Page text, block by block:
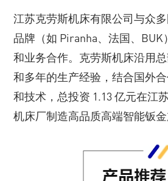
江苏克劳斯机床有限公司与众
品牌（如 Piranha、法国、
和业务合作。克劳斯机床沿用
和多年的生产经验，结合国外
和技术，总投资 1.13 亿元在江
机床厂制造高品质高端智能钣金